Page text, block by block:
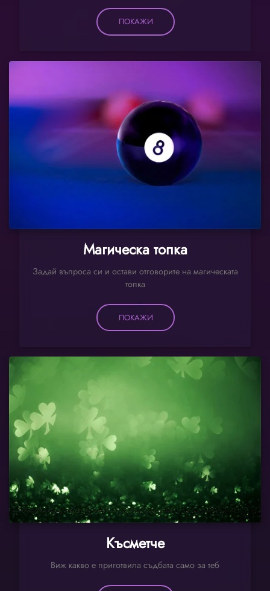
ПОКАЖИ
Магическа топка
Задай въпроса си и остави отговорите на магическата
топка
ПОКАЖИ
Късметче
Виж какво е приготвила съдбата само за теб